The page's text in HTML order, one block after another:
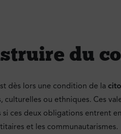
du
dès lors une condition de la
culturelles ou ethniques. Ces
si ces deux obligations entrent
et les communautarismes.